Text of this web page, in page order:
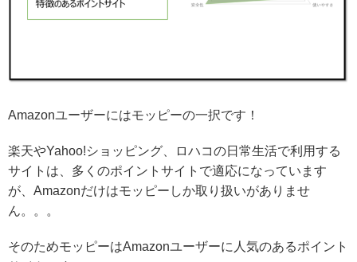
Amazonユーザーにはモッピーの一択です！
楽天やYahoo!ショッピング、ロハコの日常生活で利用する
サイトは、多くのポイントサイトで適応になっています
が、Amazonだけはモッピーしか取り扱いがありませ
ん。。。
そのためモッピーはAmazonユーザーに人気のあるポイント